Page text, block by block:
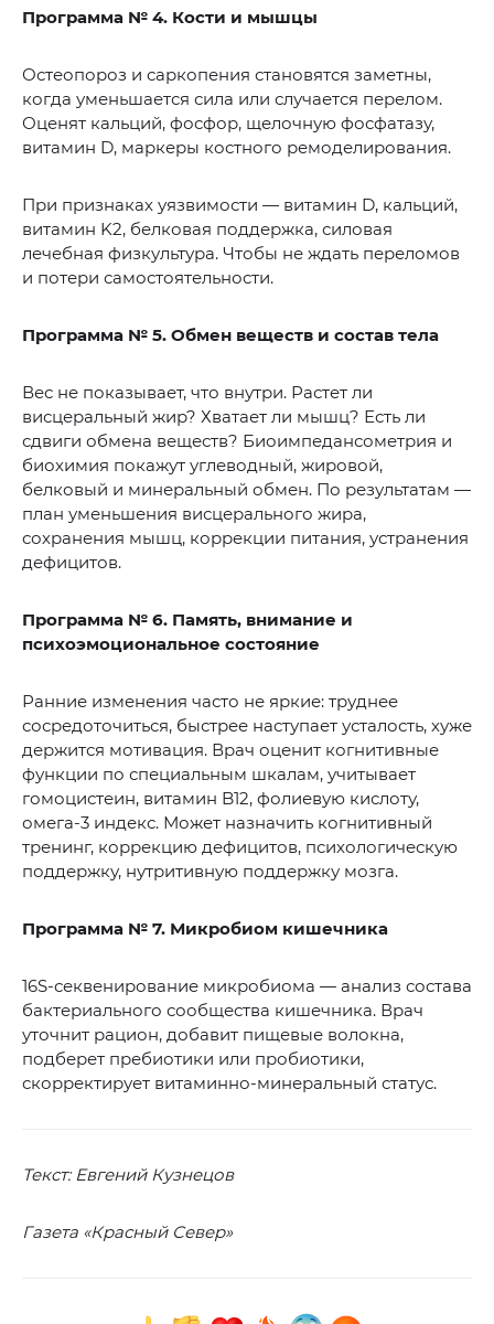
Программа № 4. Кости и мышцы
Остеопороз и саркопения становятся заметны,
когда уменьшается сила или случается перелом.
Оценят кальций, фосфор, щелочную фосфатазу,
витамин D, маркеры костного ремоделирования.
При признаках уязвимости — витамин D, кальций,
витамин K2, белковая поддержка, силовая
лечебная физкультура. Чтобы не ждать переломов
и потери самостоятельности.
Программа № 5. Обмен веществ и состав тела
Вес не показывает, что внутри. Растет ли
висцеральный жир? Хватает ли мышц? Есть ли
сдвиги обмена веществ? Биоимпедансометрия и
биохимия покажут углеводный, жировой,
белковый и минеральный обмен. По результатам —
план уменьшения висцерального жира,
сохранения мышц, коррекции питания, устранения
дефицитов.
Программа № 6. Память, внимание и
психоэмоциональное состояние
Ранние изменения часто не яркие: труднее
сосредоточиться, быстрее наступает усталость, хуже
держится мотивация. Врач оценит когнитивные
функции по специальным шкалам, учитывает
гомоцистеин, витамин B12, фолиевую кислоту,
омега-3 индекс. Может назначить когнитивный
тренинг, коррекцию дефицитов, психологическую
поддержку, нутритивную поддержку мозга.
Программа № 7. Микробиом кишечника
16S-секвенирование микробиома — анализ состава
бактериального сообщества кишечника. Врач
уточнит рацион, добавит пищевые волокна,
подберет пребиотики или пробиотики,
скорректирует витаминно-минеральный статус.
Текст: Евгений Кузнецов
Газета «Красный Север»